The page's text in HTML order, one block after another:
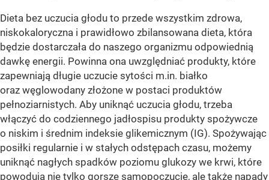
Dieta bez uczucia głodu to przede wszystkim zdrowa,
niskokaloryczna i prawidłowo zbilansowana dieta, która
będzie dostarczała do naszego organizmu odpowiednią
dawkę energii. Powinna ona uwzględniać produkty, które
zapewniają długie uczucie sytości m.in. białko
oraz węglowodany złożone w postaci produktów
pełnoziarnistych. Aby uniknąć uczucia głodu, trzeba
włączyć do codziennego jadłospisu produkty spożywcze
o niskim i średnim indeksie glikemicznym (IG). Spożywając
posiłki regularnie i w stałych odstępach czasu, możemy
uniknąć nagłych spadków poziomu glukozy we krwi, które
powodują nie tylko gorsze samopoczucie, ale także napady